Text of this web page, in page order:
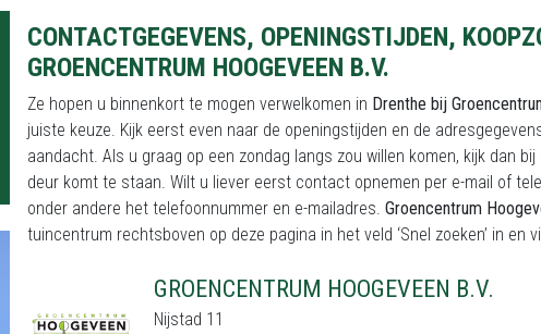
CONTACTGEGEVENS, OPENINGSTIJDEN,
GROENCENTRUM HOOGEVEEN B.V.
Ze hopen u binnenkort te mogen verwelkomen in Drenthe bij
juiste keuze. Kijk eerst even naar de openingstijden en de
aandacht. Als u graag op een zondag langs zou willen komen, kijk dan
deur komt te staan. Wilt u liever eerst contact opnemen per e-mail of
onder andere het telefoonnummer en e-mailadres. Groencentrum
tuincentrum rechtsboven op deze pagina in het veld ‘Snel zoeken’ in en
GROENCENTRUM HOOGEVEEN B.V.
Nijstad 11